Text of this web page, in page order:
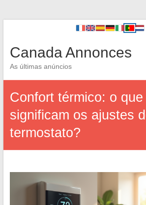
Canada Annonces
As últimas anúncios
Confort térmico: o
significam os ajustes
termostato?